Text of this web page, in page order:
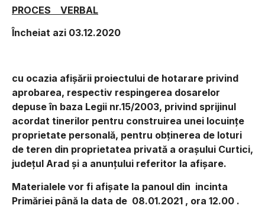
PROCES VERBAL
Încheiat azi 03.12.2020
cu ocazia afişării proiectului de hotarare privind
aprobarea, respectiv respingerea dosarelor
depuse în baza Legii nr.15/2003, privind sprijinul
acordat tinerilor pentru construirea unei locuințe
proprietate personală, pentru obținerea de loturi
de teren din proprietatea privată a orașului Curtici,
județul Arad şi a anunţului referitor la afişare.
Materialele vor fi afişate la panoul din incinta
Primăriei până la data de 08.01.2021 , ora 12.00 .